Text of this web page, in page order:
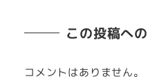
この投稿へ
コメントはありません。